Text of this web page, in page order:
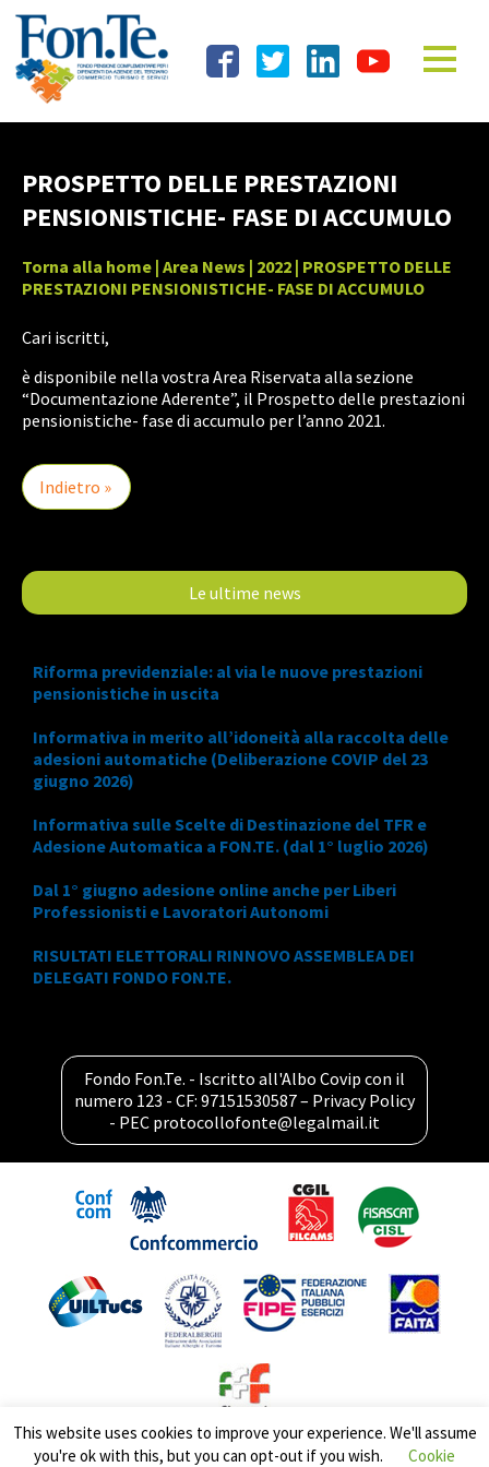
Le ultime news
Riforma previdenziale: al via le nuove prestazioni
pensionistiche in uscita
Informativa in merito all’idoneità alla raccolta delle
adesioni automatiche (Deliberazione COVIP del 23
giugno 2026)
Informativa sulle Scelte di Destinazione del TFR e
Adesione Automatica a FON.TE. (dal 1° luglio 2026)
Dal 1° giugno adesione online anche per Liberi
Professionisti e Lavoratori Autonomi
RISULTATI ELETTORALI RINNOVO ASSEMBLEA DEI
DELEGATI FONDO FON.TE.
PROSPETTO DELLE PRESTAZIONI
PENSIONISTICHE- FASE DI ACCUMULO
Torna alla home | Area News | 2022 | PROSPETTO DELLE
PRESTAZIONI PENSIONISTICHE- FASE DI ACCUMULO
Cari iscritti,
è disponibile nella vostra Area Riservata alla sezione
“Documentazione Aderente”, il Prospetto delle prestazioni
pensionistiche- fase di accumulo per l’anno 2021.
Indietro »
Fondo Fon.Te. - Iscritto all'Albo Covip con il
numero 123 - CF: 97151530587 – Privacy Policy
- PEC protocollofonte@legalmail.it
This website uses cookies to improve your experience. We'll assume
you're ok with this, but you can opt-out if you wish.
Cookie